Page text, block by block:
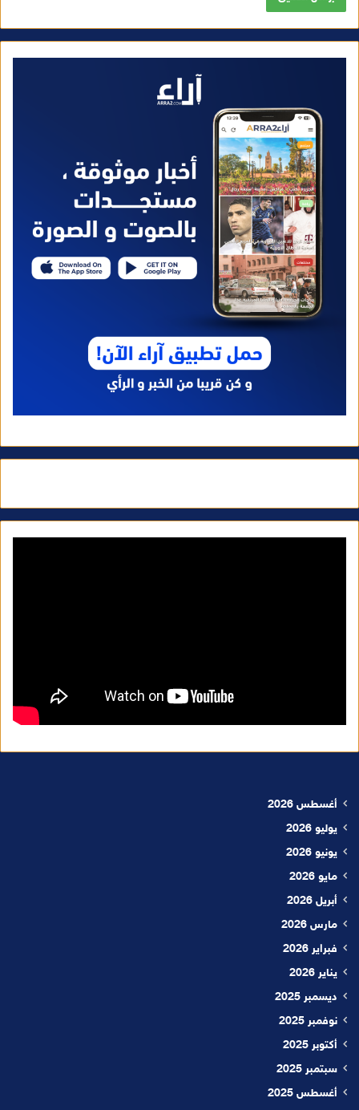
أغسطس 2026
يوليو 2026
يونيو 2026
مايو 2026
أبريل 2026
مارس 2026
فبراير 2026
يناير 2026
ديسمبر 2025
نوفمبر 2025
أكتوبر 2025
سبتمبر 2025
أغسطس 2025